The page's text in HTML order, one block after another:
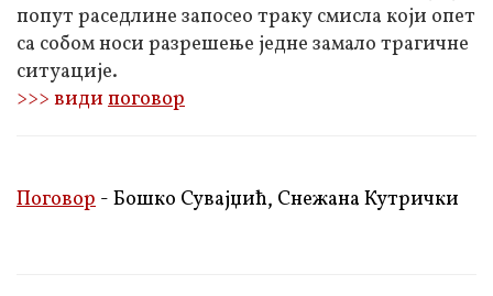
попут раседлине запосео траку смисла који опет
са собом носи разрешење једне замало трагичне
ситуације.
>>> види поговор
Поговор - Бошко Сувајџић, Снежана Кутрички